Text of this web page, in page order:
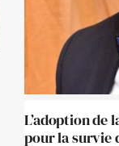
L’adoption de
pour la survie